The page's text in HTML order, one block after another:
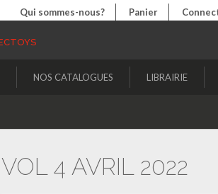
Qui sommes-nous? Panier
NOS CATALOGUES LIBRAIRIE
VOL 4 AVRIL 2022